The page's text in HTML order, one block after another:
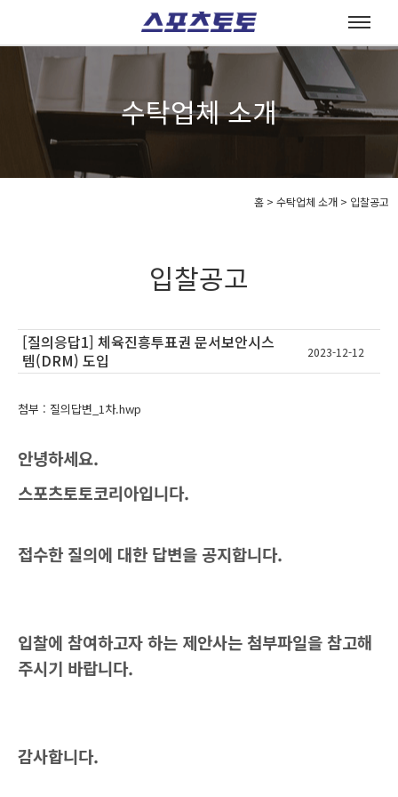
수탁업체 소개
홈 > 수탁업체 소개 > 입찰공고
입찰공고
[질의응답1] 체육진흥투표권 문서보안시스
템(DRM) 도입
2023-12-12
첨부 : 질의답변_1차.hwp
안녕하세요.
스포츠토토코리아입니다.
접수한 질의에 대한 답변을 공지합니다.
입찰에 참여하고자 하는 제안사는 첨부파일을 참고해
주시기 바랍니다.
감사합니다.